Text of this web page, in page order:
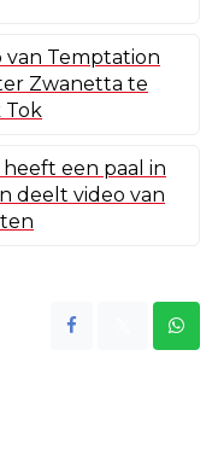
van Temptation
Zwanetta te
Tok
heeft een paal in
deelt video van